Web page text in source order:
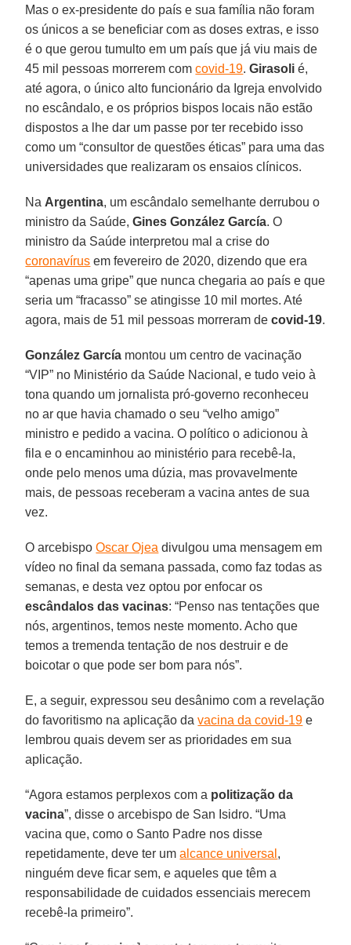
Mas o ex-presidente do país e sua família não foram
os únicos a se beneficiar com as doses extras, e isso
é o que gerou tumulto em um país que já viu mais de
45 mil pessoas morrerem comcovid-19.Girasoli é,
até agora, o único alto funcionário da Igreja envolvido
no escândalo, e os próprios bispos locais não estão
dispostos a lhe dar um passe por ter recebido isso
como um “consultor de questões éticas” para uma das
universidades que realizaram os ensaios clínicos.
Na Argentina, um escândalo semelhante derrubou o
ministro da Saúde,Gines González García. O
ministro da Saúde interpretou mal a crise do
coronavírus em fevereiro de 2020, dizendo que era
“apenas uma gripe” que nunca chegaria ao país e que
seria um “fracasso” se atingisse 10 mil mortes. Até
agora, mais de 51 mil pessoas morreram decovid-19.
González García montou um centro de vacinação
“VIP” no Ministério da Saúde Nacional, e tudo veio à
tona quando um jornalista pró-governo reconheceu
no ar que havia chamado o seu “velho amigo”
ministro e pedido a vacina. O político o adicionou à
fila e o encaminhou ao ministério para recebê-la,
onde pelo menos uma dúzia, mas provavelmente
mais, de pessoas receberam a vacina antes de sua
vez.
O arcebispoOscar Ojea divulgou uma mensagem em
vídeo no final da semana passada, como faz todas as
semanas, e desta vez optou por enfocar os
escândalos das vacinas: “Penso nas tentações que
nós, argentinos, temos neste momento. Acho que
temos a tremenda tentação de nos destruir e de
boicotar o que pode ser bom para nós”.
E, a seguir, expressou seu desânimo com a revelação
do favoritismo na aplicação davacina da covid-19 e
lembrou quais devem ser as prioridades em sua
aplicação.
“Agora estamos perplexos com a politização da
vacina”, disse o arcebispo de San Isidro. “Uma
vacina que, como o Santo Padre nos disse
repetidamente, deve ter umalcance universal ,
ninguém deve ficar sem, e aqueles que têm a
responsabilidade de cuidados essenciais merecem
recebê-la primeiro”.